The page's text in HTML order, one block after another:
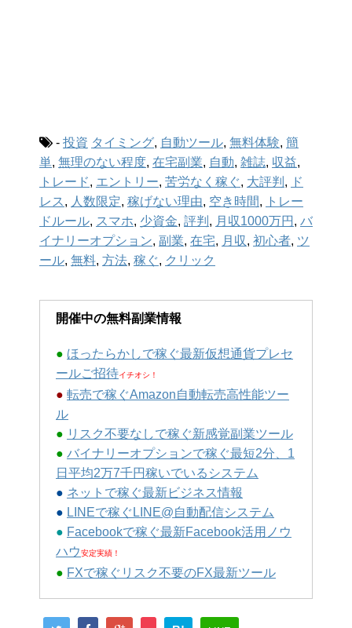
- 投資 タイミング, 自動ツール, 無料体験, 簡
単, 無理のない程度, 在宅副業, 自動, 雑誌, 収益,
トレード, エントリー, 苦労なく稼ぐ, 大評判 , ド
レス , 人数限定, 稼げない理由, 空き時間,
トレー
ドルール, スマホ, 少資金, 評判 , 月収1000万円 , バ
イナリーオプション, 副業, 在宅, 月収, 初心者, ツ
ール, 無料, 方法, 稼ぐ, クリック
開催中の無料副業情報
● ほったらかしで稼ぐ最新仮想通貨プレセ
ールご招待イチオシ！
● 転売で稼ぐAmazon自動転売高性能ツー
ル
● リスク不要なしで稼ぐ新感覚副業ツール
● バイナリーオプションで稼ぐ最短2分、1
日平均2万7千円稼いでいるシステム
● ネットで稼ぐ最新ビジネス情報
● LINEで稼ぐLINE@自動配信システム
● Facebookで稼ぐ最新Facebook活用ノウ
ハウ安定実績！
● FXで稼ぐリスク不要のFX最新ツール